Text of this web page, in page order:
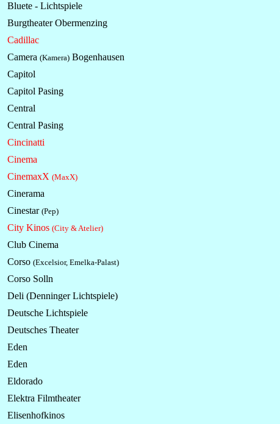
Bluete - Lichtspiele
Burgtheater Obermenzing
Cadillac
Camera (Kamera) Bogenhausen
Capitol
Capitol Pasing
Central
Central Pasing
Cincinatti
Cinema
CinemaxX (MaxX)
Cinerama
Cinestar (Pep)
City Kinos (City & Atelier)
Club Cinema
Corso (Excelsior, Emelka-Palast)
Corso Solln
Deli (DenningerLichtspiele)
Deutsche Lichtspiele
Deutsches Theater
Eden
Eden
Eldorado
Elektra Filmtheater
Elisenhofkinos